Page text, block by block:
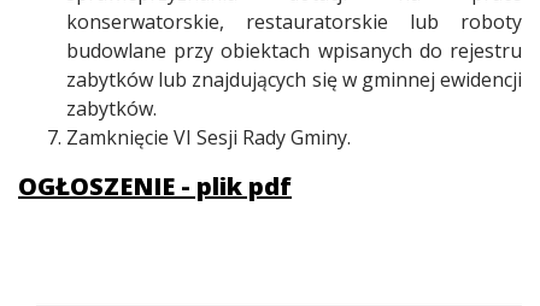
konserwatorskie, restauratorskie lub roboty
budowlane przy obiektach wpisanych do rejestru
zabytków lub znajdujących się w gminnej ewidencji
zabytków.
Zamknięcie VI Sesji Rady Gminy.
OGŁOSZENIE - plik pdf